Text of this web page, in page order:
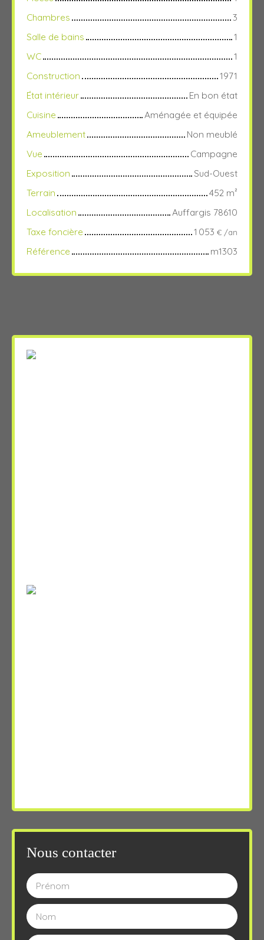
Chambres
3
Salle de bains
1
WC
1
Construction
1971
État intérieur
En bon état
Cuisine
Aménagée et équipée
Ameublement
Non meublé
Vue
Campagne
Exposition
Sud-Ouest
Terrain
452 m²
Localisation
Auffargis 78610
Taxe foncière
1 053 € /an
Référence m1303
Nous contacter
Prénom
Nom